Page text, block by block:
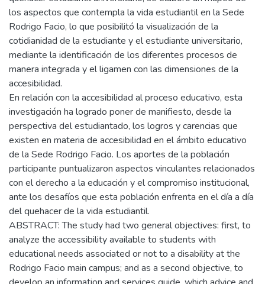
los aspectos que contempla la vida estudiantil en la Sede
Rodrigo Facio, lo que posibilitó la visualización de la
cotidianidad de la estudiante y el estudiante universitario,
mediante la identificación de los diferentes procesos de
manera integrada y el ligamen con las dimensiones de la
accesibilidad.
En relación con la accesibilidad al proceso educativo, esta
investigación ha logrado poner de manifiesto, desde la
perspectiva del estudiantado, los logros y carencias que
existen en materia de accesibilidad en el ámbito educativo
de la Sede Rodrigo Facio. Los aportes de la población
participante puntualizaron aspectos vinculantes relacionados
con el derecho a la educación y el compromiso institucional,
ante los desafíos que esta población enfrenta en el día a día
del quehacer de la vida estudiantil.
ABSTRACT: The study had two general objectives: first, to
analyze the accessibility available to students with
educational needs associated or not to a disability at the
Rodrigo Facio main campus; and as a second objective, to